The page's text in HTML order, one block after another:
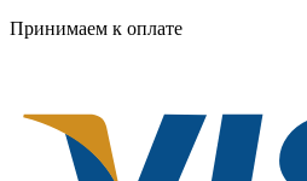
Принимаем к оплате